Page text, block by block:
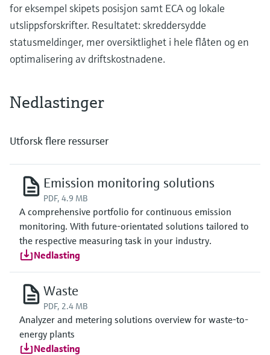
for eksempel skipets posisjon samt ECA og lokale
utslippsforskrifter. Resultatet: skreddersydde
statusmeldinger, mer oversiktlighet i hele flåten og en
optimalisering av driftskostnadene.
Nedlastinger
Utforsk flere ressurser
Emission monitoring solutions
PDF, 4.9 MB
A comprehensive portfolio for continuous emission
monitoring. With future-orientated solutions tailored to
the respective measuring task in your industry.
Nedlasting
Waste
PDF, 2.4 MB
Analyzer and metering solutions overview for waste-to-
energy plants
Nedlasting